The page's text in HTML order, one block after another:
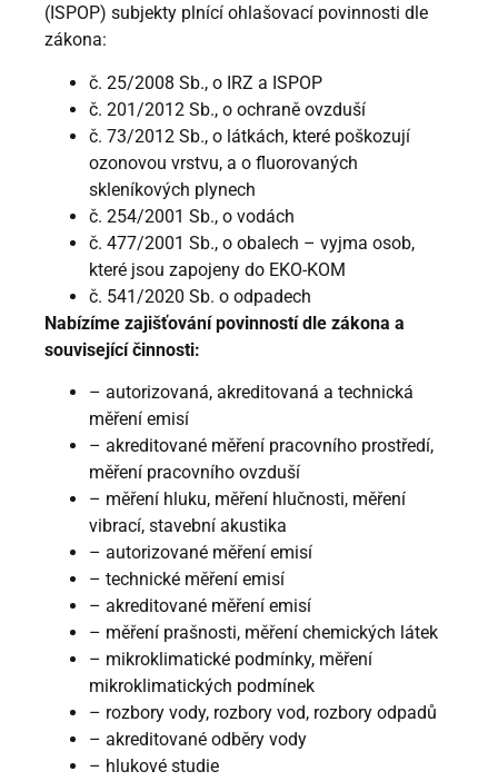
(ISPOP) subjekty plnící ohlašovací povinnosti dle
zákona:
č. 25/2008 Sb., o IRZ a ISPOP
č. 201/2012 Sb., o ochraně ovzduší
č. 73/2012 Sb., o látkách, které poškozují
ozonovou vrstvu, a o fluorovaných
skleníkových plynech
č. 254/2001 Sb., o vodách
č. 477/2001 Sb., o obalech – vyjma osob,
které jsou zapojeny do EKO-KOM
č. 541/2020 Sb. o odpadech
Nabízíme zajišťování povinností dle zákona a
související činnosti:
– autorizovaná, akreditovaná a technická
měření emisí
– akreditované měření pracovního prostředí,
měření pracovního ovzduší
– měření hluku, měření hlučnosti, měření
vibrací, stavební akustika
– autorizované měření emisí
– technické měření emisí
– akreditované měření emisí
– měření prašnosti, měření chemických látek
– mikroklimatické podmínky, měření
mikroklimatických podmínek
– rozbory vody, rozbory vod, rozbory odpadů
– akreditované odběry vody
– hlukové studie